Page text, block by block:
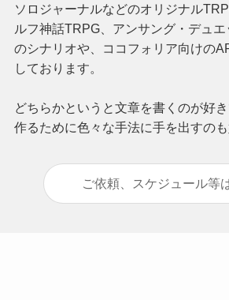
ソロジャーナルなどのオリジナル
ルフ神話TRPG、アンサング・デュ
のシナリオや、ココフォリア向けの
しております。
どちらかというと文章を書くのが好
作るために色々な手法に手を出すのも
ご依頼、スケジュール等